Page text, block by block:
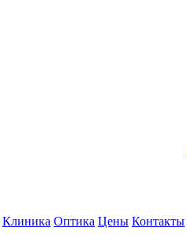
Клиника Оптика Цены Контакты